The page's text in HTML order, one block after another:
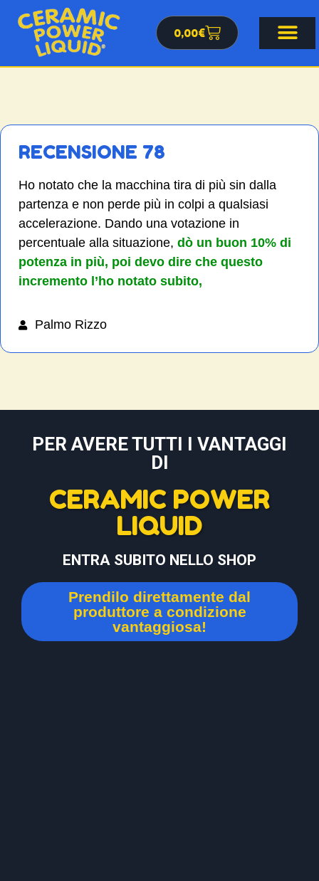
0,00€
RECENSIONE 78
Ho notato che la macchina tira di più sin dalla
partenza e non perde più in colpi a qualsiasi
accelerazione. Dando una votazione in
percentuale alla situazione, dò un buon 10% di
potenza in più, poi devo dire che questo
incremento l’ho notato subito,
Palmo Rizzo
PER AVERE TUTTI I VANTAGGI
DI
CERAMIC POWER
LIQUID
ENTRA SUBITO NELLO SHOP
Prendilo direttamente dal
produttore a condizione
vantaggiosa!